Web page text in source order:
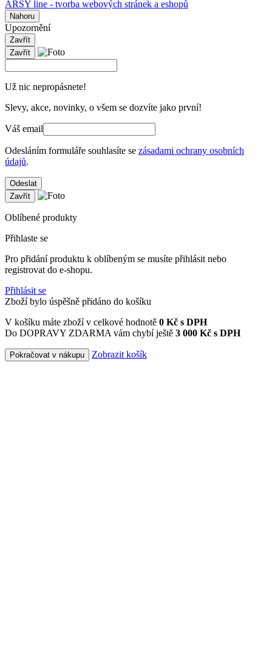
ARSY line - tvorba webových stránek a eshopů
Nahoru
Upozornění
Zavřít
Zavřít
Už nic nepropásnete!
Slevy, akce, novinky, o všem se dozvíte jako první!
Váš email
Odesláním formuláře souhlasíte se zásadami ochrany osobních
údajů.
Odeslat
Zavřít
Oblíbené produkty
Přihlaste se
Pro přidání produktu k oblíbeným se musíte přihlásit nebo
registrovat do e-shopu.
Přihlásit se
Zboží bylo úspěšně přidáno do košíku
V košíku máte zboží v celkové hodnotě 0 Kč s DPH
Do DOPRAVY ZDARMA vám chybí ještě 3 000 Kč s DPH
Pokračovat v nákupu Zobrazit košík